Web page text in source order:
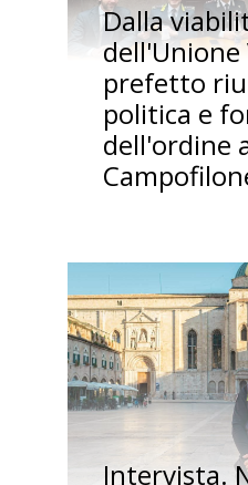
Dalla
dell'Unione
prefetto
politica e
dell'ordine
Intervista.